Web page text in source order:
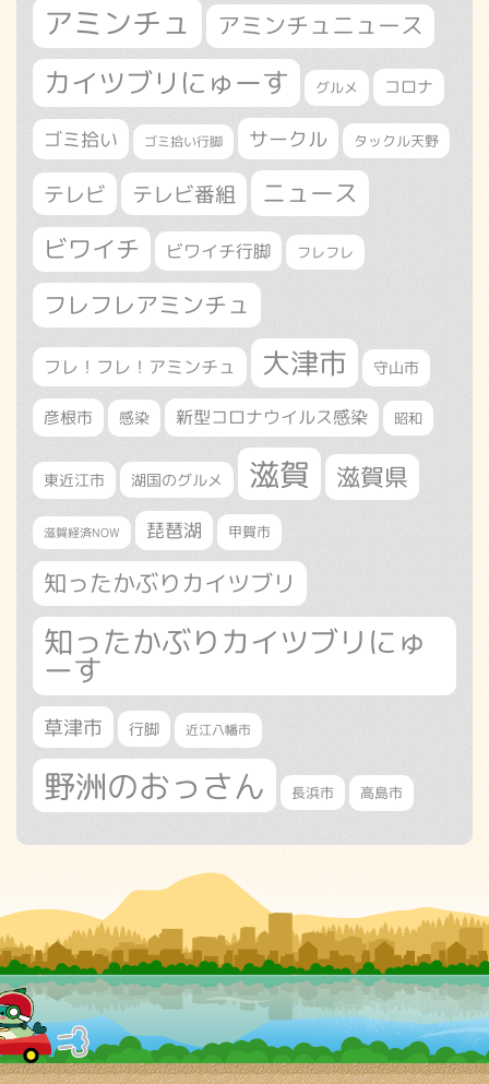
アミンチュ アミンチュニュース
カイツブリにゅーす グルメ コロナ
ゴミ拾い ゴミ拾い行脚 サークル タックル天野
テレビ テレビ番組 ニュース
ビワイチ ビワイチ行脚 フレフレ
フレフレアミンチュ
フレ！フレ！アミンチュ 大津市 守山市
彦根市 感染 新型コロナウイルス感染 昭和
東近江市 湖国のグルメ 滋賀 滋賀県
滋賀経済NOW 琵琶湖 甲賀市
知ったかぶりカイツブリ
知ったかぶりカイツブリにゅ
ーす
草津市 行脚 近江八幡市
野洲のおっさん 長浜市 高島市